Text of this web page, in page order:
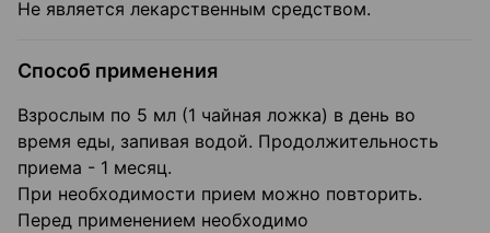
Не является лекарственным средством.
Способ применения
Взрослым по 5 мл (1 чайная ложка) в день во
время еды, запивая водой. Продолжительность
приема - 1 месяц.
При необходимости прием можно повторить.
Перед применением необходимо